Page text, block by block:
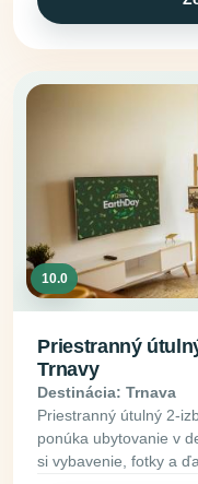
10.0
Priestranný
Trnavy
Destinácia: Trnava
Priestranný útulný 2-
ponúka ubytovanie v
si vybavenie, fotky a